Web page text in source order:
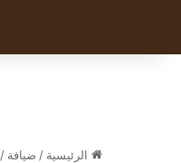
الرئيسية / ضيافة /